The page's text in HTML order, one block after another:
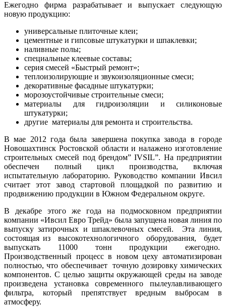
Ежегодно фирма разрабатывает и выпускает следующую
новую продукцию:
универсальные плиточные клеи;
цементные и гипсовые штукатурки и шпаклевки;
наливные полы;
специальные клеевые составы;
серия смесей «Быстрый ремонт»;
теплоизолирующие и звукоизоляционные смеси;
декоративные фасадные штукатурки;
морозоустойчивые строительные смеси;
материалы для гидроизоляции и силиконовые
штукатурки;
другие материалы для ремонта и строительства.
В мае 2012 года была завершена покупка завода в городе
Новошахтинск Ростовской области и налажено изготовление
строительных смесей под брендом” IVSIL”. На предприятии
обеспечен полный цикл производства, включая
испытательную лабораторию. Руководство компании Ивсил
считает этот завод стартовой площадкой по развитию и
продвижению продукции в Южном Федеральном округе.
В декабре этого же года на подмосковном предприятии
компании «Ивсил Евро Трейд» была запущена новая линия по
выпуску затирочных и шпаклевочных смесей. Эта линия,
состоящая из высокотехнологичного оборудования, будет
выпускать 11000 тонн продукции ежегодно.
Производственный процесс в новом цеху автоматизирован
полностью, что обеспечивает точную дозировку химических
компонентов. С целью защиты окружающей среды на заводе
произведена установка современного пылеулавливающего
фильтра, который препятствует вредным выбросам в
атмосферу.